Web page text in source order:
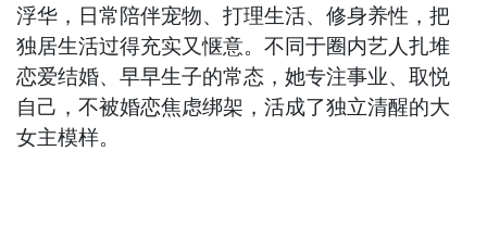
浮华，日常陪伴宠物、打理生活、修身养性，把
独居生活过得充实又惬意。不同于圈内艺人扎堆
恋爱结婚、早早生子的常态，她专注事业、取悦
自己，不被婚恋焦虑绑架，活成了独立清醒的大
女主模样。